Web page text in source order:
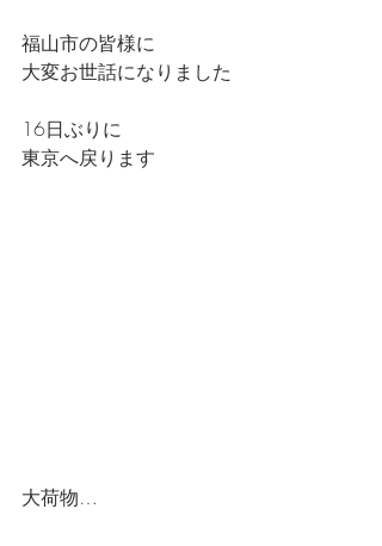
福山市の皆様に
大変お世話になりました
16日ぶりに
東京へ戻ります
大荷物…